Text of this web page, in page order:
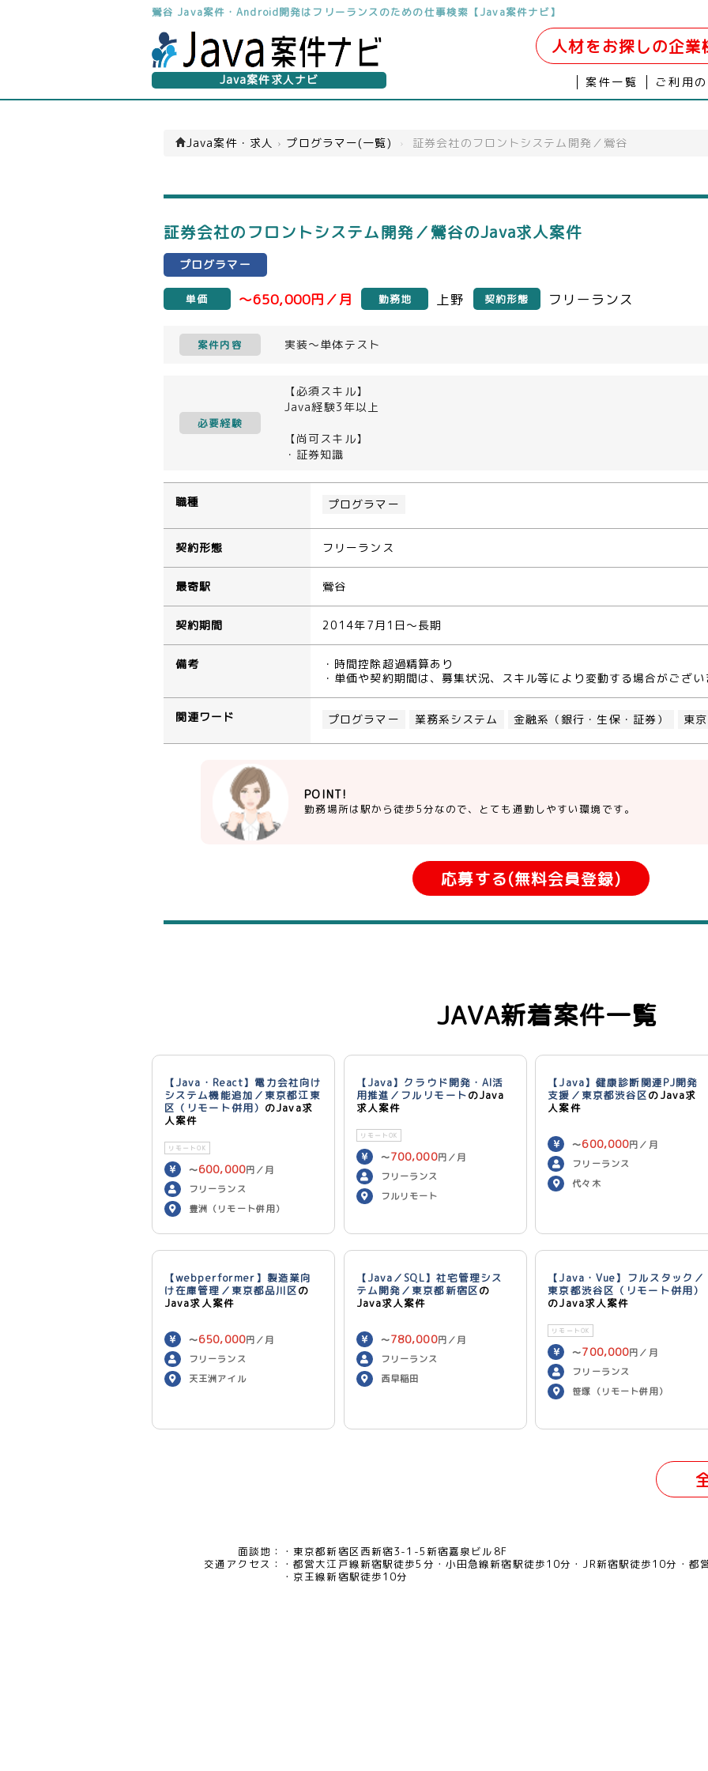
鶯谷 Java案件・Android開発はフリーランスのための仕事検索【Java案件ナビ】
Java案件求人ナビ
人材をお探しの企業
案件一覧 ご利用
Java案件・求人 › プログラマー(一覧) › 証券会社のフロントシステム開発／鶯谷
証券会社のフロントシステム開発／鶯谷のJava求人案件
プログラマー
単価 ～650,000円／月 勤務地 上野 契約形態 フリーランス
案件内容 実装～単体テスト
必要経験
【必須スキル】
Java経験3年以上
【尚可スキル】
・証券知識
職種 プログラマー
契約形態 フリーランス
最寄駅 鶯谷
契約期間 2014年7月1日～長期
備考
・時間控除超過精算あり
・単価や契約期間は、募集状況、スキル等により変動する場合がござ
関連ワード プログラマー 業務系システム 金融系（銀行・生保・証券） 東京
POINT!
勤務場所は駅から徒歩5分なので、とても通勤しやすい環境です。
応募する(無料会員登録)
JAVA新着案件一覧
【Java・React】電力会社向け
システム機能追加／東京都江東
区（リモート併用） のJava求
人案件
リモートOK
〜600,000円／月
フリーランス
豊洲（リモート併用）
【Java】クラウド開発・AI活
用推進／フルリモートのJava
求人案件
リモートOK
〜700,000円／月
フリーランス
フルリモート
【Java】健康診断関連PJ開発
支援／東京都渋谷区のJava求
人案件
〜600,000円／月
フリーランス
代々木
【webperformer】製造業向
け在庫管理／東京都品川区の
Java求人案件
〜650,000円／月
フリーランス
天王洲アイル
【Java／SQL】社宅管理シス
テム開発／東京都新宿区の
Java求人案件
〜780,000円／月
フリーランス
西早稲田
【Java・Vue】フルスタック／
東京都渋谷区（リモート併用）
のJava求人案件
リモートOK
〜700,000円／月
フリーランス
笹塚（リモート併用）
面談地：
東京都新宿区西新宿3-1-5新宿嘉泉ビル8F
交通アクセス：
都営大江戸線新宿駅徒歩5分 小田急線新宿駅徒歩10分 JR新宿駅徒歩10分
都
京王線新宿駅徒歩10分